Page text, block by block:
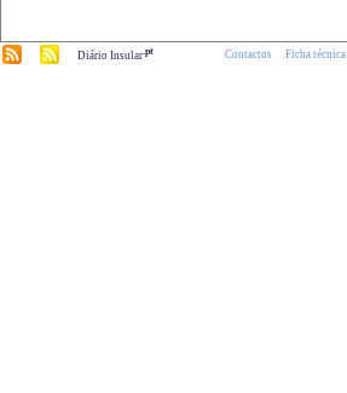
Diário Insular.pt Contactos Ficha técnica